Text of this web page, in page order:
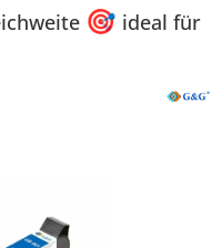
🎯 ideal für